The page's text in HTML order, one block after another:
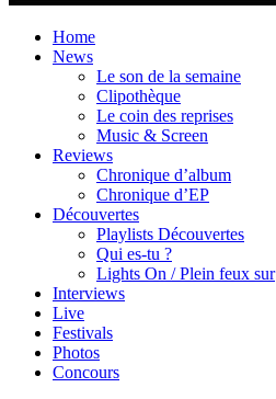
Home
News
Le son de la semaine
Clipothèque
Le coin des reprises
Music & Screen
Reviews
Chronique d’album
Chronique d’EP
Découvertes
Playlists Découvertes
Qui es-tu ?
Lights On / Plein feux sur
Interviews
Live
Festivals
Photos
Concours